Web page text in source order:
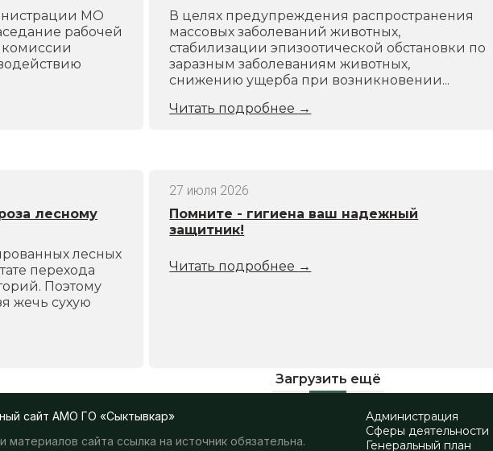
МО
рабочей
В целях предупреждения распространения
массовых заболеваний животных,
стабилизации эпизоотической обстановки по
заразным заболеваниям животных,
снижению ущерба при возникновении...
Читать подробнее →
лесному
лесных
перехода
Поэтому
жечь сухую
27 июля 2026
Помните - гигиена ваш надежный
защитник!
Читать подробнее →
Загрузить ещё
сайт АМО ГО «Сыктывкар»
материалов сайта ссылка на источник обязательна.
Администрация
Сферы деятельности
Генеральный план